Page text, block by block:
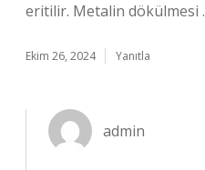
eritilir. Metalin dökülmesi .
Ekim 26, 2024 Yanıtla
admin